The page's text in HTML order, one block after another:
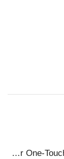
LePresso Brewjet Portable Espresso Maker One-Touch Operation - Grey